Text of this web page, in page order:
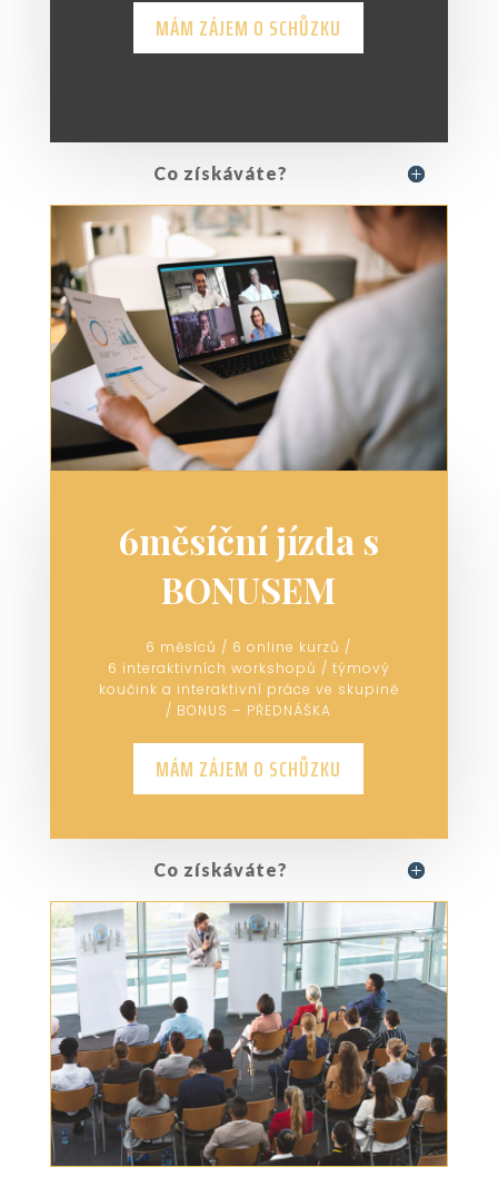
MÁM ZÁJEM O SCHŮZKU
Co získáváte?
6měsíční jízda s
BONUSEM
6 měsíců / 6 online kurzů /
6 interaktivních workshopů / týmový
koučink a interaktivní práce ve skupině
/ BONUS – PŘEDNÁŠKA
MÁM ZÁJEM O SCHŮZKU
Co získáváte?